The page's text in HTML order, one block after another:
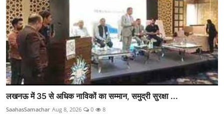
लखनऊ में 35 से अधिक नाविकों का सम्मान, समुद्री सुरक्षा ...
SaahasSamachar Aug 8, 2026 0 8